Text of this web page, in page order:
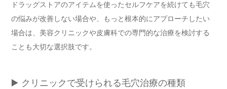
ドラッグストアのアイテムを使ったセルフケアを続けても毛穴
の悩みが改善しない場合や、もっと根本的にアプローチしたい
場合は、美容クリニックや皮膚科での専門的な治療を検討する
ことも大切な選択肢です。
▶️ クリニックで受けられる毛穴治療の種類